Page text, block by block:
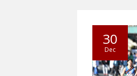
30
Dec